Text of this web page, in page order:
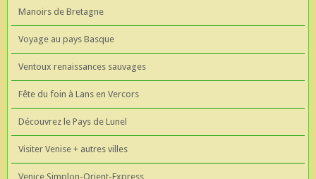
Manoirs de Bretagne
Voyage au pays Basque
Ventoux renaissances sauvages
Fête du foin à Lans en Vercors
Découvrez le Pays de Lunel
Visiter Venise + autres villes
Venice Simplon-Orient-Express